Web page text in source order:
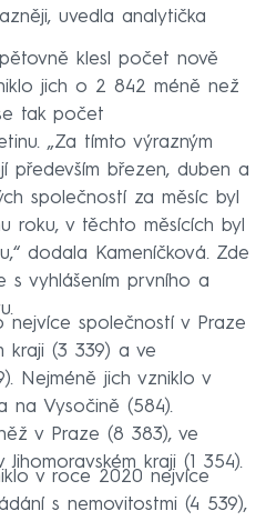
uvedla analytička
klesl počet nově
jich o 2 842 méně než
tak počet
„Za tímto výrazným
především březen, duben a
společností za měsíc byl
roku, v těchto měsících byl
dodala Kameníčková. Zde
s vyhlášením prvního a
nejvíce společností v Praze
kraji (3 339) a ve
Nejméně jich vzniklo v
na Vysočině (584).
v Praze (8 383), ve
kraji (1 354).
v roce 2020 nejvíce
s nemovitostmi (4 539),